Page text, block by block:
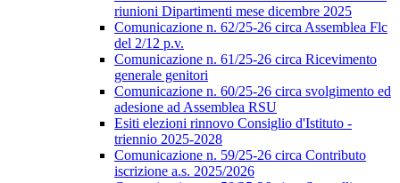
riunioni Dipartimenti mese dicembre 2025
Comunicazione n. 62/25-26 circa Assemblea Flc
del 2/12 p.v.
Comunicazione n. 61/25-26 circa Ricevimento
generale genitori
Comunicazione n. 60/25-26 circa svolgimento ed
adesione ad Assemblea RSU
Esiti elezioni rinnovo Consiglio d'Istituto -
triennio 2025-2028
Comunicazione n. 59/25-26 circa Contributo
iscrizione a.s. 2025/2026